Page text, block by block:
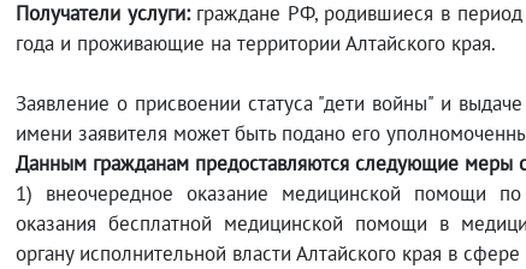
Получатели услуги:граждане РФ, родившиеся в период
года и проживающие на территории Алтайского края.
Заявление о присвоении статуса "дети войны" и
имени заявителя может быть подано его
Данным гражданам предоставляются следующие меры
1) внеочередное оказание медицинской помощи по
оказания бесплатной медицинской помощи в
органу исполнительной власти Алтайского края в